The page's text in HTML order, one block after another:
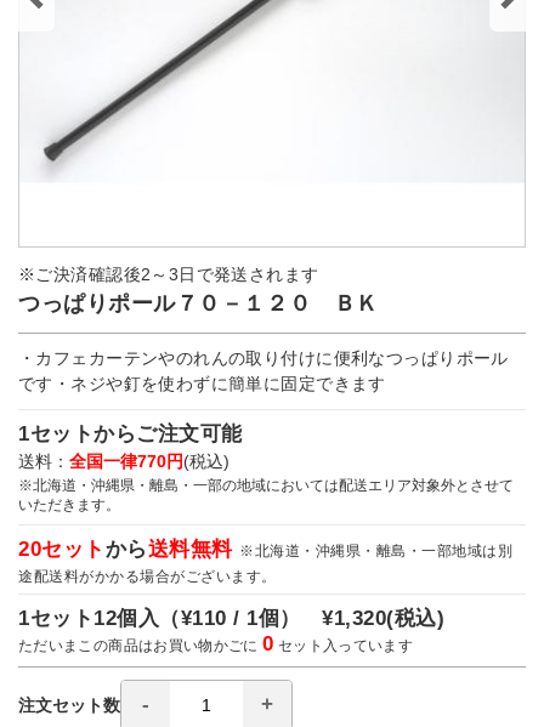
※ご決済確認後2～3日で発送されます
つっぱりポール７０－１２０ ＢＫ
・カフェカーテンやのれんの取り付けに便利なつっぱりポール
です・ネジや釘を使わずに簡単に固定できます
1セットからご注文可能
送料： 全国一律770円(税込)
※北海道・沖縄県・離島・一部の地域においては配送エリア対象外とさせて
いただきます。
20セット から送料無料 ※北海道・沖縄県・離島・一部地域は別
途配送料がかかる場合がございます。
1セット12個入（¥110 / 1個）¥1,320(税込)
ただいまこの商品はお買い物かごに0 セット入っています
注文セット数